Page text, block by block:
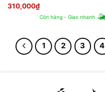
310,000₫
Còn hàng - Giao nhanh
1 2 3 4